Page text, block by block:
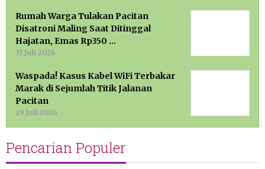
Rumah Warga Tulakan Pacitan
Disatroni Maling Saat Ditinggal
Hajatan, Emas Rp350 …
31 Juli 2026
Waspada! Kasus Kabel WiFi Terbakar
Marak di Sejumlah Titik Jalanan
Pacitan
29 Juli 2026
Pencarian Populer